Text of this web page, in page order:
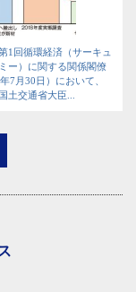
1回循環経済（サーキュ
ー）に関する関係閣僚
7月30日）において、
土交通省大臣...